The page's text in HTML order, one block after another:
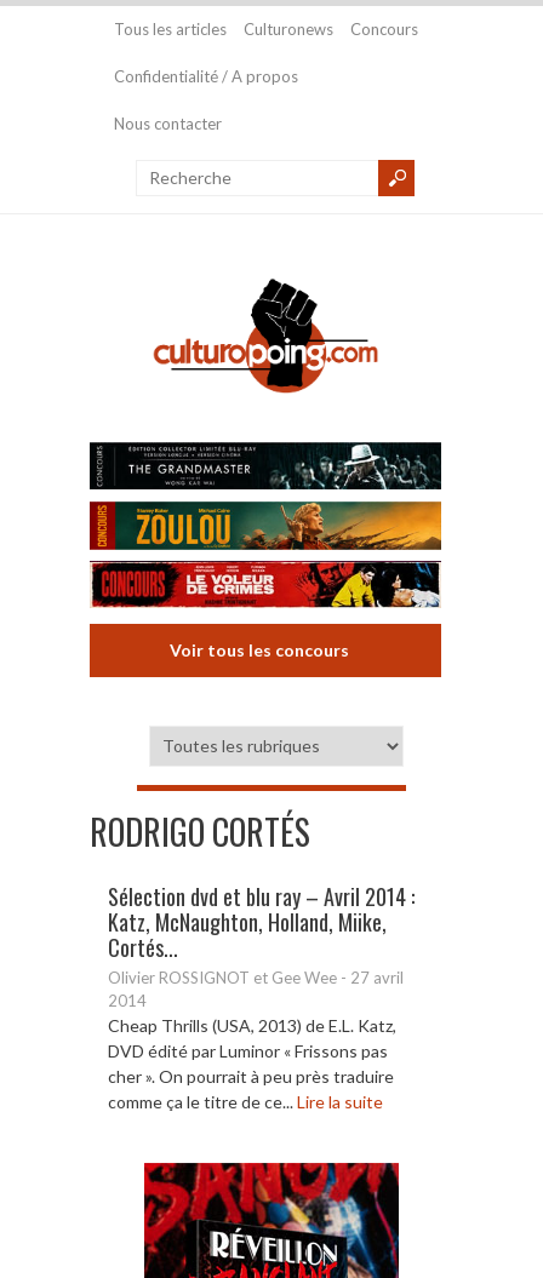
Tous les articles Culturonews Concours
Confidentialité / A propos
Nous contacter
Voir tous les concours
RODRIGO CORTÉS
Sélection dvd et blu ray – Avril 2014 :
Katz, McNaughton, Holland, Miike,
Cortés...
Olivier ROSSIGNOT et Gee Wee - 27 avril
2014
Cheap Thrills (USA, 2013) de E.L. Katz,
DVD édité par Luminor « Frissons pas
cher ». On pourrait à peu près traduire
comme ça le titre de ce...Lire la suite